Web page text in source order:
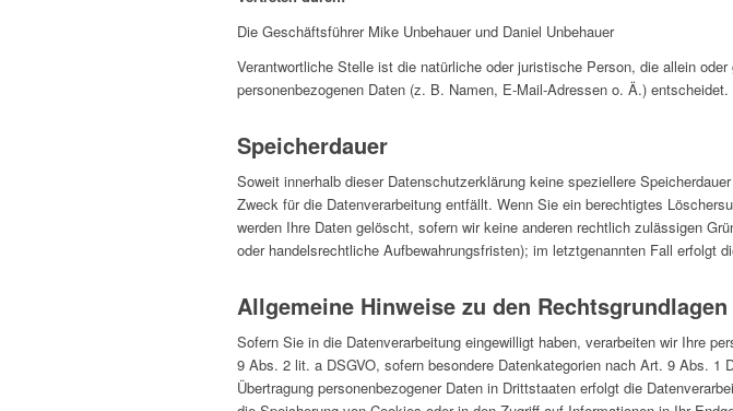
Die Geschäftsführer Mike Unbehauer und Daniel Unbehauer
Verantwortliche Stelle ist die natürliche oder juristische Person, die allein
personenbezogenen Daten (z. B. Namen, E-Mail-Adressen o. Ä.) entscheidet.
Speicherdauer
Soweit innerhalb dieser Datenschutzerklärung keine speziellere
Zweck für die Datenverarbeitung entfällt. Wenn Sie ein berechtigtes
werden Ihre Daten gelöscht, sofern wir keine anderen rechtlich zulässigen
oder handelsrechtliche Aufbewahrungsfristen); im letztgenannten Fall erfolgt
Allgemeine Hinweise zu den
Sofern Sie in die Datenverarbeitung eingewilligt haben, verarbeiten wir Ihre
9 Abs. 2 lit. a DSGVO, sofern besondere Datenkategorien nach Art. 9 Abs.
Übertragung personenbezogener Daten in Drittstaaten erfolgt die